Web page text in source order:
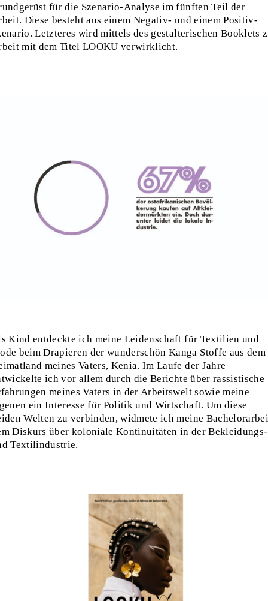
für die Szenario-Analyse im fünften Teil der
Diese besteht aus einem Negativ- und einem Positiv-
Letzteres wird mittels des gestalterischen Booklets
mit dem Titel LOOKU verwirklicht.
Kind entdeckte ich meine Leidenschaft für Textilien und
beim Drapieren der wunderschön Kanga Stoffe aus dem
meines Vaters, Kenia. Im Laufe der Jahre
ich vor allem durch die Berichte über rassistische
meines Vaters in der Arbeitswelt sowie meine
ein Interesse für Politik und Wirtschaft. Um diese
Welten zu verbinden, widmete ich meine
Diskurs über koloniale Kontinuitäten in der Bekleidungs-
Textilindustrie.